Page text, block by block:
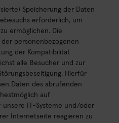
Speicherung der Daten
erforderlich, um
ermöglichen. Die
personenbezogenen
der Kompatibilität
alle Besucher und zur
Hierfür
Daten des abrufenden
auf
unsere IT-Systeme und/oder
Internetseite reagieren zu